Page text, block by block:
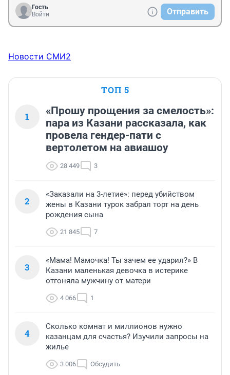
Гость
Войти
Отправить
Новости СМИ2
ТОП 5
1
«Прошу прощения за смелость»:
пара из Казани рассказала, как
провела гендер-пати с
вертолетом на авиашоу
28 449 3
2
«Заказали на 3-летие»: перед убийством
жены в Казани турок забрал торт на день
рождения сына
21 845 7
3
«Мама! Мамочка! Ты зачем ее ударил?» В
Казани маленькая девочка в истерике
отгоняла мужчину от матери
4 066 1
4
Сколько комнат и миллионов нужно
казанцам для счастья? Изучили запросы на
жилье
3 006 Обсудить